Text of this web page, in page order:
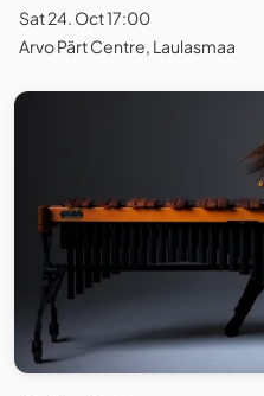
Sat 24. Oct 17:00
Arvo Pärt Centre, Laulasmaa